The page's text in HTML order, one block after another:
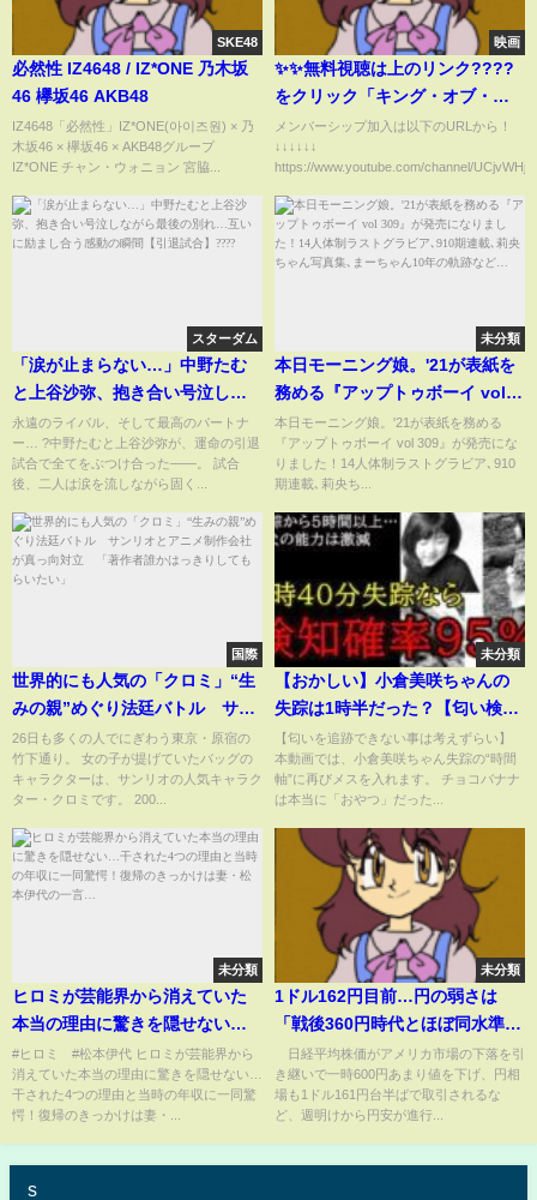
SKE48
必然性 IZ4648 / IZ*ONE 乃木坂
46 欅坂46 AKB48
IZ4648「必然性」IZ*ONE(아이즈원) × 乃
木坂46 × 欅坂46 × AKB48グループ
IZ*ONE チャン・ウォニョン 宮脇...
映画
✨✨無料視聴は上のリンク????
をクリック「キング・オブ・マ
ンハッタン」 #movie
メンバーシップ加入は以下のURLから！
↓↓↓↓↓↓
https://www.youtube.com/channel/
スターダム
「涙が止まらない…」中野たむ
と上谷沙弥、抱き合い号泣しな
がら最後の別れ…互いに励まし
合う感動の瞬間【引退試
合】????
永遠のライバル、そして最高のパートナ
ー… ?中野たむと上谷沙弥が、運命の引退
試合で全てをぶつけ合った――。 試合
後、二人は涙を流しながら固く...
未分類
本日モーニング娘。'21が表紙を
務める『アップトゥボーイ vol
309』が発売になりました！14人
体制ラストグラビア､910期連載､
莉央ちゃん写真集､まーちゃん10
本日モーニング娘。'21が表紙を務める
『アップトゥボーイ vol 309』が発売にな
りました！14人体制ラストグラビア､910
期連載､莉央ち...
国際
世界的にも人気の「クロミ」“生
みの親”めぐり法廷バトル サン
リオとアニメ制作会社が真っ向
対立 「著作者誰かはっきりし
てもらいたい」
26日も多くの人でにぎわう東京・原宿の
竹下通り。 女の子が提げていたバッグの
キャラクターは、サンリオの人気キャラク
ター・クロミです。 200...
未分類
【おかしい】小倉美咲ちゃんの
失踪は1時半だった？【匂い検知
率95％？】・姉妹分岐・デマ検
証から導く真相の一点・道志村
キャンプ場女児失踪事件
【匂いを追跡できない事は考えずらい】
本動画では、小倉美咲ちゃん失踪の“時間
軸”に再びメスを入れます。 チョコバナナ
は本当に「おやつ」だった...
未分類
ヒロミが芸能界から消えていた
本当の理由に驚きを隠せない…
干された4つの理由と当時の年収
に一同驚愕！復帰のきっかけは
妻・松本伊代の一言…
#ヒロミ #松本伊代 ヒロミが芸能界から
消えていた本当の理由に驚きを隠せない…
干された4つの理由と当時の年収に一同驚
愕！復帰のきっかけは妻・...
未分類
1ドル162円目前…円の弱さは
「戦後360円時代とほぼ同水準」
約40年ぶりの円安水準にエコノ
ミストが警鐘「相当厳しい」
「物価高の影響、累積的にどん
TIMES)
日経平均株価がアメリカ市場の下落を引
き継いで一時600円あまり値を下げ、円相
場も1ドル161円台半ばで取引されるな
ど、週明けから円安が進行...
s